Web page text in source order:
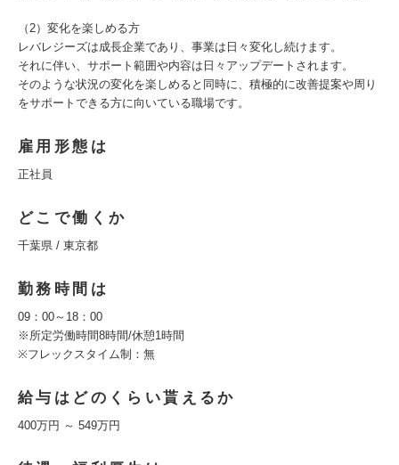
（2）変化を楽しめる方
レバレジーズは成長企業であり、事業は日々変化し続けます。
それに伴い、サポート範囲や内容は日々アップデートされます。
そのような状況の変化を楽しめると同時に、積極的に改善提案や周り
をサポートできる方に向いている職場です。
雇用形態は
正社員
どこで働くか
千葉県 / 東京都
勤務時間は
09：00～18：00
※所定労働時間8時間/休憩1時間
※フレックスタイム制：無
給与はどのくらい貰えるか
400万円 ～ 549万円